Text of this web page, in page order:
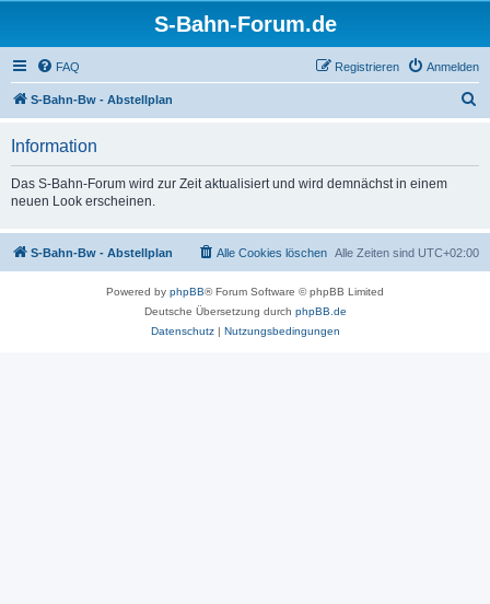
S-Bahn-Forum.de
FAQ Anmelden
Registrieren
S-Bahn-Bw - Abstellplan
Information
Das S-Bahn-Forum wird zur Zeit aktualisiert und wird demnächst in einem
neuen Look erscheinen.
S-Bahn-Bw - Abstellplan Alle Zeiten sind UTC+02:00
Alle Cookies löschen
Powered by phpBB® Forum Software © phpBB Limited
Deutsche Übersetzung durch phpBB.de
Datenschutz| Nutzungsbedingungen